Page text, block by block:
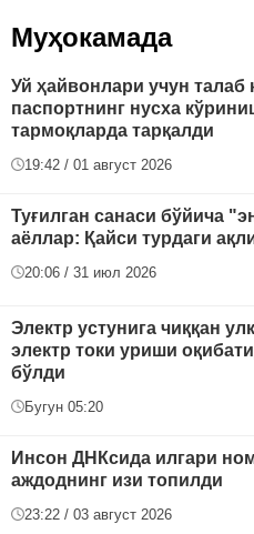
Муҳокамада
Уй ҳайвонлари учун талаб
паспортнинг нусха
тармоқларда тарқалди
19:42 / 01 август 2026
Туғилган санаси бўйича
аёллар: Қайси турдаги
20:06 / 31 июл 2026
Электр устунига чиққан
электр токи уриши
бўлди
Бугун 05:20
Инсон ДНКсида илгари
аждоднинг изи топилди
23:22 / 03 август 2026